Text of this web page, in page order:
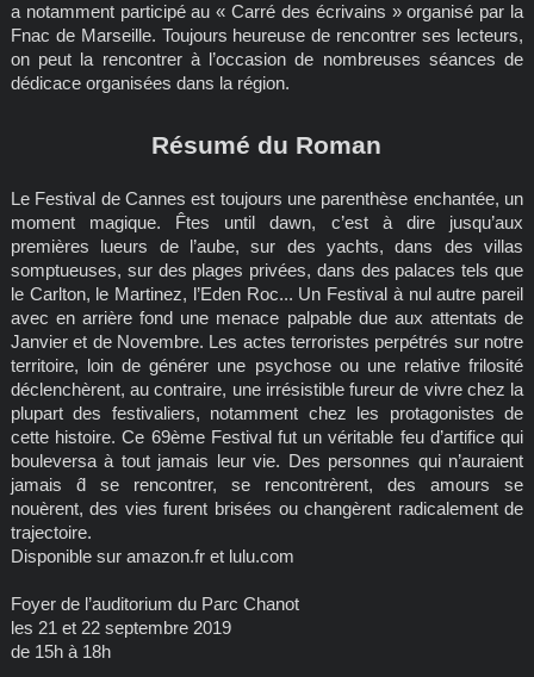
a notamment participé au « Carré des écrivains » organisé par la
Fnac de Marseille. Toujours heureuse de rencontrer ses lecteurs,
on peut la rencontrer à l’occasion de nombreuses séances de
dédicace organisées dans la région.
Résumé du Roman
Le Festival de Cannes est toujours une parenthèse enchantée, un
moment magique. F̂tes until dawn, c’est à dire jusqu’aux
premières lueurs de l’aube, sur des yachts, dans des villas
somptueuses, sur des plages privées, dans des palaces tels que
le Carlton, le Martinez, l’Eden Roc... Un Festival à nul autre pareil
avec en arrière fond une menace palpable due aux attentats de
Janvier et de Novembre. Les actes terroristes perpétrés sur notre
territoire, loin de générer une psychose ou une relative frilosité
déclenchèrent, au contraire, une irrésistible fureur de vivre chez la
plupart des festivaliers, notamment chez les protagonistes de
cette histoire. Ce 69ème Festival fut un véritable feu d’artifice qui
bouleversa à tout jamais leur vie. Des personnes qui n’auraient
jamais d̂ se rencontrer, se rencontrèrent, des amours se
nouèrent, des vies furent brisées ou changèrent radicalement de
trajectoire.
Disponible sur amazon.fr et lulu.com
Foyer de l’auditorium du Parc Chanot
les 21 et 22 septembre 2019
de 15h à 18h